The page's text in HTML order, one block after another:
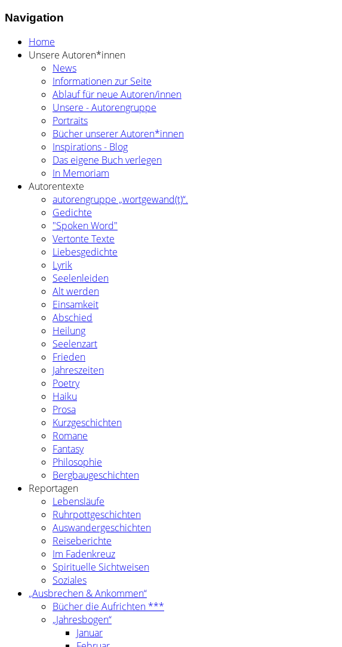
Navigation
Home
Unsere Autoren*innen
News
Informationen zur Seite
Ablauf für neue Autoren/innen
Unsere - Autorengruppe
Portraits
Bücher unserer Autoren*innen
Inspirations - Blog
Das eigene Buch verlegen
In Memoriam
Autorentexte
autorengruppe „wortgewand(t)“.
Gedichte
"Spoken Word"
Vertonte Texte
Liebesgedichte
Lyrik
Seelenleiden
Alt werden
Einsamkeit
Abschied
Heilung
Seelenzart
Frieden
Jahreszeiten
Poetry
Haiku
Prosa
Kurzgeschichten
Romane
Fantasy
Philosophie
Bergbaugeschichten
Reportagen
Lebensläufe
Ruhrpottgeschichten
Auswandergeschichten
Reiseberichte
Im Fadenkreuz
Spirituelle Sichtweisen
Soziales
„Ausbrechen & Ankommen“
Bücher die Aufrichten ***
„Jahresbogen“
Januar